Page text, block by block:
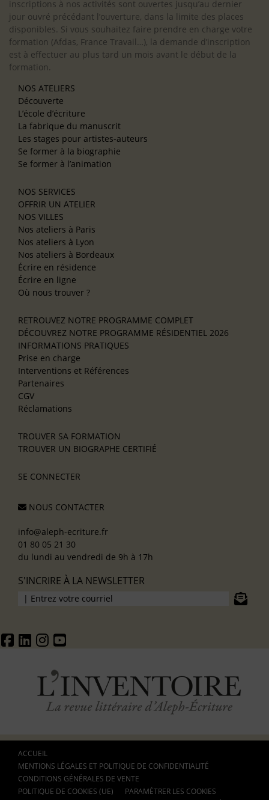
inscriptions à nos activités sont ouvertes jusqu’au dernier
jour ouvré précédant l’ouverture, dans la limite des places
disponibles. Si vous souhaitez faire prendre en charge votre
formation (Afdas, France Travail…), la demande d’inscription
est à effectuer au plus tard un mois avant le début de la
formation.
NOS ATELIERS
Découverte
L’école d’écriture
La fabrique du manuscrit
Les stages pour artistes-auteurs
Se former à la biographie
Se former à l’animation
NOS SERVICES
OFFRIR UN ATELIER
NOS VILLES
Nos ateliers à Paris
Nos ateliers à Lyon
Nos ateliers à Bordeaux
Écrire en résidence
Écrire en ligne
Où nous trouver ?
RETROUVEZ NOTRE PROGRAMME COMPLET
DÉCOUVREZ NOTRE PROGRAMME RÉSIDENTIEL 2026
INFORMATIONS PRATIQUES
Prise en charge
Interventions et Références
Partenaires
CGV
Réclamations
TROUVER SA FORMATION
TROUVER UN BIOGRAPHE CERTIFIÉ
SE CONNECTER
NOUS CONTACTER
info@aleph-ecriture.fr
01 80 05 21 30
du lundi au vendredi de 9h à 17h
S'INCRIRE À LA NEWSLETTER
ACCUEIL
MENTIONS LÉGALES ET POLITIQUE DE CONFIDENTIALITÉ
CONDITIONS GÉNÉRALES DE VENTE
POLITIQUE DE COOKIES (UE)
PARAMÉTRER LES COOKIES